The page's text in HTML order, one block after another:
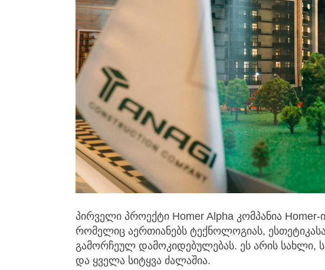
პირველი პროექტი Homer Alpha კომპანია Homer-
რომელიც აერთიანებს ტექნოლოგიას,
გამორჩეულ დამოკიდებულებას. ეს არის სახლი,
და ყველა სიტყვა ძალაშია.